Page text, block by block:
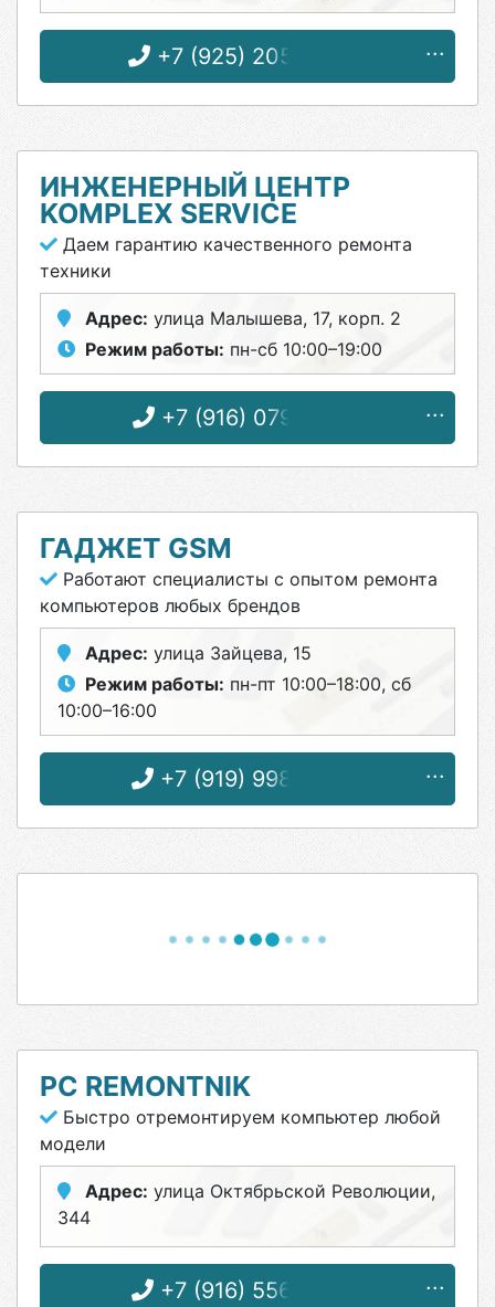
+7 (925) 205-33-75
ИНЖЕНЕРНЫЙ ЦЕНТР
KOMPLEX SERVICE
Даем гарантию качественного ремонта
техники
Адрес: улица Малышева, 17, корп. 2
Режим работы: пн-сб 10:00–19:00
+7 (916) 079-96-12
ГАДЖЕТ GSM
Работают специалисты с опытом ремонта
компьютеров любых брендов
Адрес: улица Зайцева, 15
Режим работы: пн-пт 10:00–18:00, сб
10:00–16:00
+7 (919) 998-28-80
PC REMONTNIK
Быстро отремонтируем компьютер любой
модели
Адрес: улица Октябрьской Революции,
344
+7 (916) 556-52-99